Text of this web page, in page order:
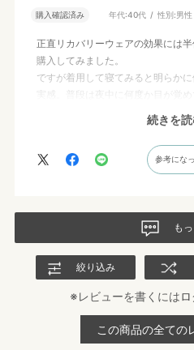
購入確認済み 年代:40代 性別:男性
正直リカバリーウェアの効果には
購入してみました。
ですが着用して寝てみると明らか
実感。普段は夜中に何度か目が覚
続きを
参考にな
も
絞り込み
※レビューを書くには
この商品の全ての